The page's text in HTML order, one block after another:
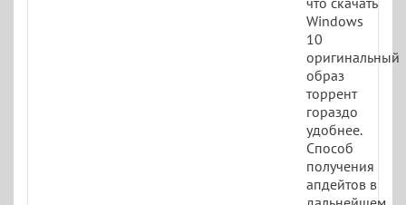
Windows
10
оригинальный
образ
торрент
гораздо
удобнее.
Способ
получения
апдейтов в